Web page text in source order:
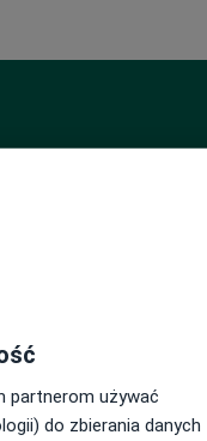
partnerom używać
do zbierania danych